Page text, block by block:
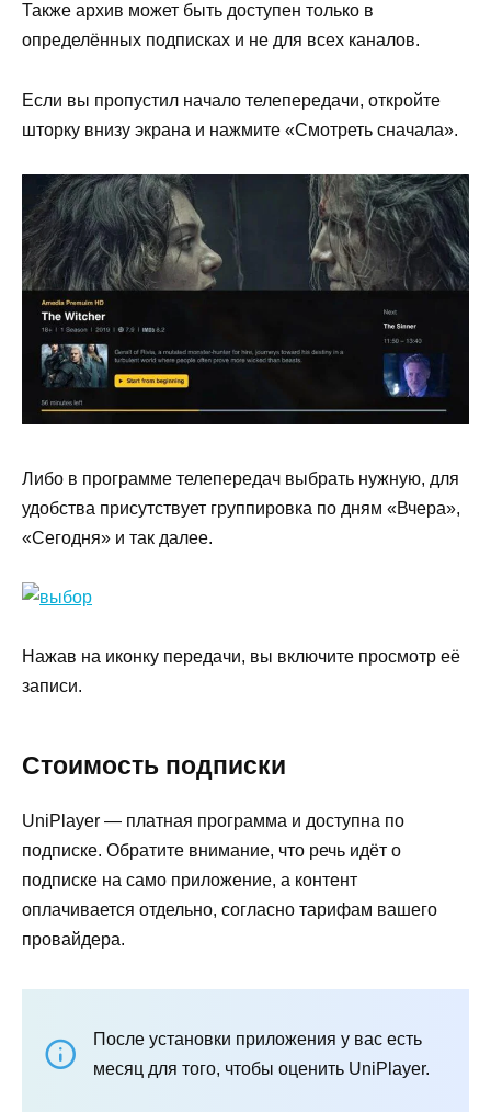
Также архив может быть доступен только в
определённых подписках и не для всех каналов.
Если вы пропустил начало телепередачи, откройте
шторку внизу экрана и нажмите «Смотреть сначала».
Либо в программе телепередач выбрать нужную, для
удобства присутствует группировка по дням «Вчера»,
«Сегодня» и так далее.
Нажав на иконку передачи, вы включите просмотр её
записи.
Стоимость подписки
UniPlayer — платная программа и доступна по
подписке. Обратите внимание, что речь идёт о
подписке на само приложение, а контент
оплачивается отдельно, согласно тарифам вашего
провайдера.
После установки приложения у вас есть
месяц для того, чтобы оценить UniPlayer.